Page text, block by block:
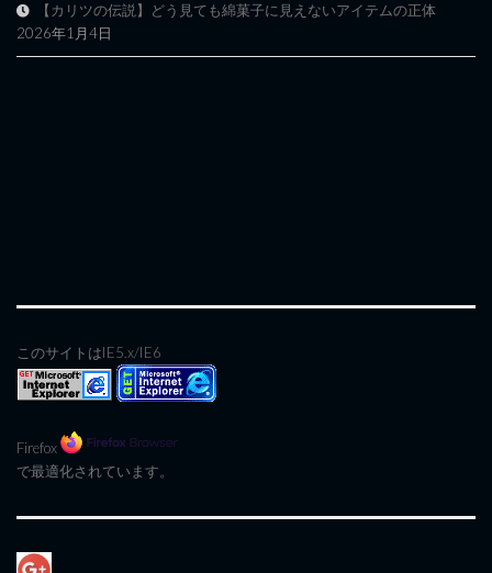
【カリツの伝説】どう見ても綿菓子に見えないアイテムの正体
2026年1月4日
このサイトはIE5.x/IE6
Firefox
で最適化されています。